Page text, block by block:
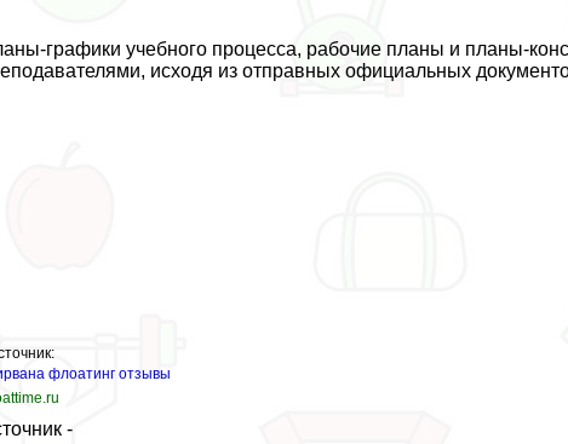
флоатинг отзывы
-
графики учебного процесса, рабочие планы и планы-
исходя из отправных официальных